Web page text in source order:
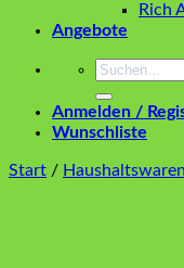
Rich
Angebote
Suchen
Anmelden /
Wunschliste
Start /